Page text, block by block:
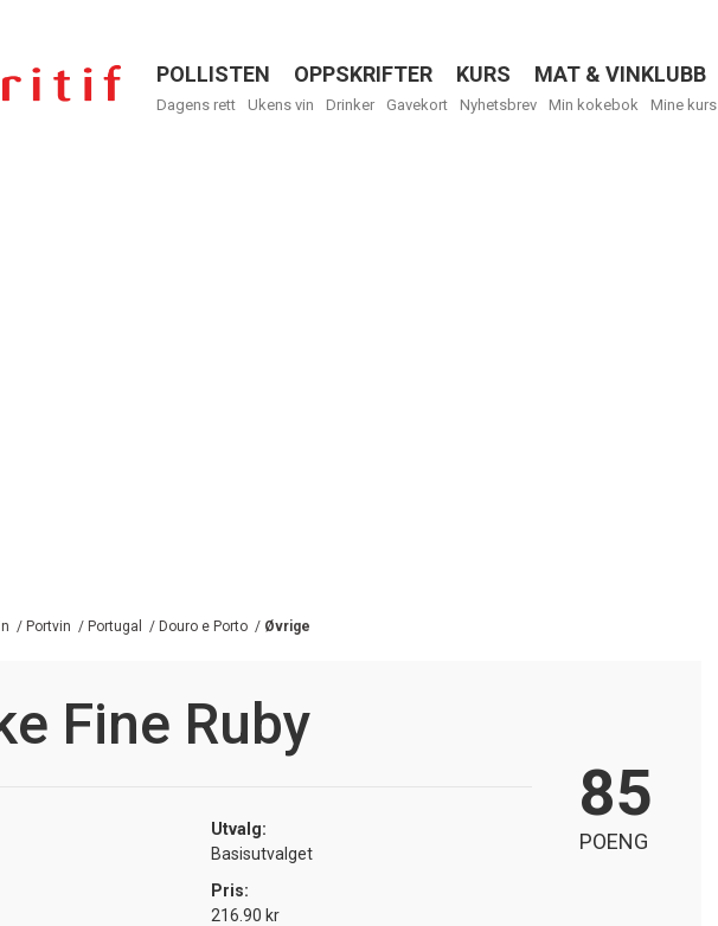
Menu
POLLISTEN OPPSKRIFTER KURS MAT & VINKLUBB
Dagens rett Ukens vin Drinker Gavekort Nyhetsbrev Min kokebok Mine kurs
/ Portvin / Portugal / Douro e Porto / Øvrige
Fine Ruby
Utvalg:
Basisutvalget
Pris:
216.90 kr
85
POENG